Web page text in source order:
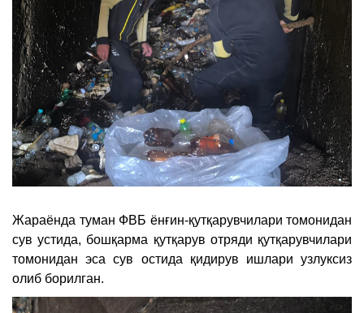
Жараёнда туман ФВБ ёнғин-қутқарувчилари томонидан
сув устида, бошқарма қутқарув отряди қутқарувчилари
томонидан эса сув остида қидирув ишлари узлуксиз
олиб борилган.